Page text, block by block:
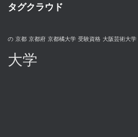
タグクラウド
の 京都 京都府 京都橘大学 受験資格 大阪芸術大学
大学